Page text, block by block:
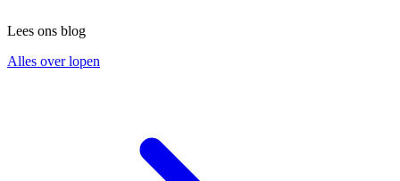
Lees ons blog
Alles over lopen